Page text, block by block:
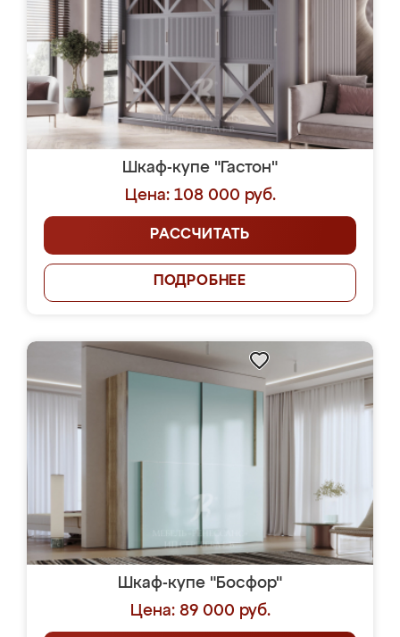
Шкаф-купе "Гастон"
Цена: 108 000 руб.
РАССЧИТАТЬ
ПОДРОБНЕЕ
Шкаф-купе "Босфор"
Цена: 89 000 руб.